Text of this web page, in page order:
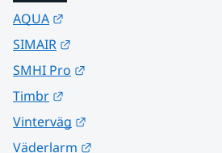
AQUA
SIMAIR
SMHI Pro
Timbr
Vinterväg
Väderlarm